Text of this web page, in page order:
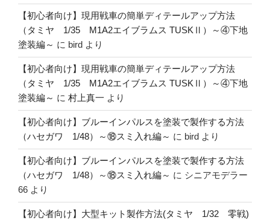
【初心者向け】現用戦車の簡単ディテールアップ方法
（タミヤ 1/35 M1A2エイブラムス TUSKⅡ）～④下地
塗装編～ に bird より
【初心者向け】現用戦車の簡単ディテールアップ方法
（タミヤ 1/35 M1A2エイブラムス TUSKⅡ）～④下地
塗装編～ に 村上真一 より
【初心者向け】ブルーインパルスを塗装で製作する方法
（ハセガワ 1/48）～⑱スミ入れ編～ に bird より
【初心者向け】ブルーインパルスを塗装で製作する方法
（ハセガワ 1/48）～⑱スミ入れ編～ に シニアモデラー
66 より
【初心者向け】大型キット製作方法(タミヤ 1/32 零戦)